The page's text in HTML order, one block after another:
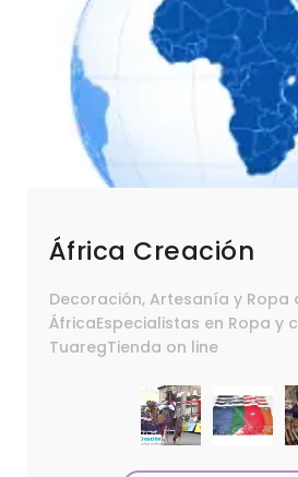
África Creación
Decoración, Artesanía y Ropa
ÁfricaEspecialistas en Ropa y
TuaregTienda on line